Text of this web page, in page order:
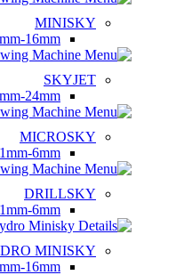
MINISKY
16mm
SKYJET
24mm
MICROSKY
1mm-6mm
DRILLSKY
1mm-6mm
MINISKY
16mm